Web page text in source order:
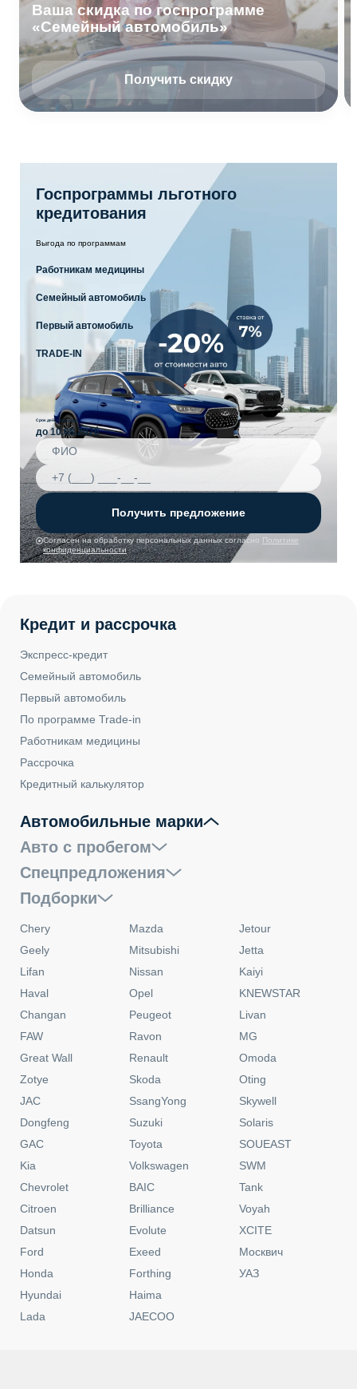
Ваша скидка по госпрограмме
«Семейный автомобиль»
Получить скидку
Госпрограммы льготного
кредитования
Получить предложение
Согласен на обработку персональных данных согласно Политике
конфиденциальности
Выгода по программам
Работникам медицины
Семейный автомобиль
Первый автомобиль
TRADE-IN
Срок действия акции
до 10.08.2026
Кредит и рассрочка
Экспресс-кредит
Семейный автомобиль
Первый автомобиль
По программе Trade-in
Работникам медицины
Рассрочка
Кредитный калькулятор
Автомобильные марки
Авто с пробегом
Спецпредложения
Подборки
Chery
Geely
Lifan
Haval
Changan
FAW
Great Wall
Zotye
JAC
Dongfeng
GAC
Kia
Chevrolet
Citroen
Datsun
Ford
Honda
Hyundai
Lada
Mazda
Mitsubishi
Nissan
Opel
Peugeot
Ravon
Renault
Skoda
SsangYong
Suzuki
Toyota
Volkswagen
BAIC
Brilliance
Evolute
Exeed
Forthing
Haima
JAECOO
Jetour
Jetta
Kaiyi
KNEWSTAR
Livan
MG
Omoda
Oting
Skywell
Solaris
SOUEAST
SWM
Tank
Voyah
XCITE
Москвич
УАЗ